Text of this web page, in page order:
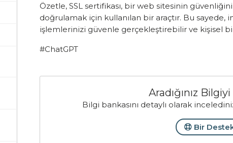
Özetle, SSL sertifikası, bir web sitesinin
doğrulamak için kullanılan bir araçtır. Bu
işlemlerinizi güvenle gerçekleştirebilir ve kişisel
#ChatGPT
Aradığınız
Bilgi bankasını detaylı olarak
Bir